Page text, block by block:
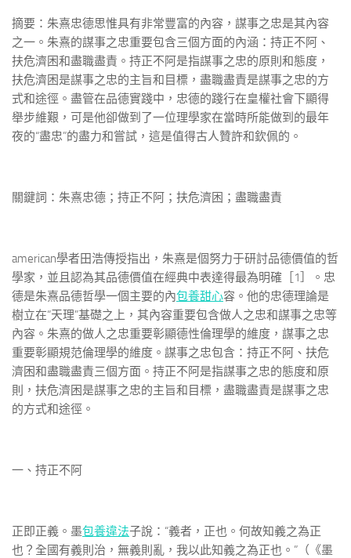
摘要：朱熹忠德思惟具有非常豐富的內容，謀事之忠是其內容
之一。朱熹的謀事之忠重要包含三個方面的內涵：持正不阿、
扶危濟困和盡職盡責。持正不阿是指謀事之忠的原則和態度，
扶危濟困是謀事之忠的主旨和目標，盡職盡責是謀事之忠的方
式和途徑。盡管在品德實踐中，忠德的踐行在皇權社會下顯得
舉步維艱，可是他卻做到了一位理學家在當時所能做到的最年
夜的“盡忠”的盡力和嘗試，這是值得古人贊許和欽佩的。
關鍵詞：朱熹忠德；持正不阿；扶危濟困；盡職盡責
american學者田浩傳授指出，朱熹是個努力于研討品德價值的哲
學家，並且認為其品德價值在經典中表達得最為明確［1］。忠
德是朱熹品德哲學一個主要的內包養甜心容。他的忠德理論是
樹立在“天理”基礎之上，其內容重要包含做人之忠和謀事之忠等
內容。朱熹的做人之忠重要彰顯德性倫理學的維度，謀事之忠
重要彰顯規范倫理學的維度。謀事之忠包含：持正不阿、扶危
濟困和盡職盡責三個方面。持正不阿是指謀事之忠的態度和原
則，扶危濟困是謀事之忠的主旨和目標，盡職盡責是謀事之忠
的方式和途徑。
一、持正不阿
正即正義。墨包養違法子說：“義者，正也。何故知義之為正
也？全國有義則治，無義則亂，我以此知義之為正也。”（《墨